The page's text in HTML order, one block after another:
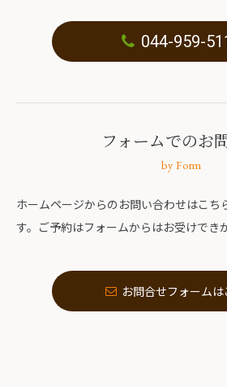
044-959-
フォームでのお
by Form
ホームページからのお問い合わせはこち
す。ご予約はフォームからはお受けでき
お問合せフォームは